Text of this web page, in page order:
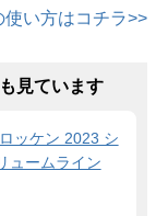
い方はコチラ>>
見ています
ッケン 2023 シ
ュームライン